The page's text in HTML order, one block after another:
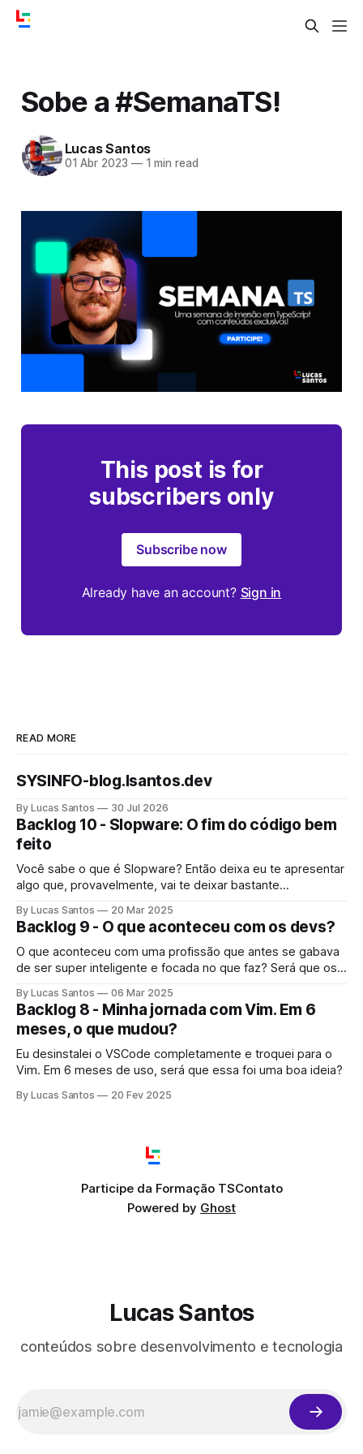
Sobe a #SemanaTS!
Lucas Santos
01 Abr 2023 —1 min read
This post is for
subscribers only
Subscribe now
Already have an account? Sign in
READ MORE
SYSINFO-blog.lsantos.dev
By Lucas Santos 30 Jul 2026
Backlog 10 - Slopware: O fim do código bem
feito
Você sabe o que é Slopware? Então deixa eu te apresentar
algo que, provavelmente, vai te deixar bastante
By Lucas Santos 20 Mar 2025
Backlog 9 - O que aconteceu com os devs?
O que aconteceu com uma profissão que antes se gabava
de ser super inteligente e focada no que faz? Será que os
By Lucas Santos 06 Mar 2025
Backlog 8 - Minha jornada com Vim. Em 6
meses, o que mudou?
Eu desinstalei o VSCode completamente e troquei para o
Vim. Em 6 meses de uso, será que essa foi uma boa ideia?
By Lucas Santos 20 Fev 2025
Participe da Formação TSContato
Powered by Ghost
Lucas Santos
conteúdos sobre desenvolvimento e tecnologia